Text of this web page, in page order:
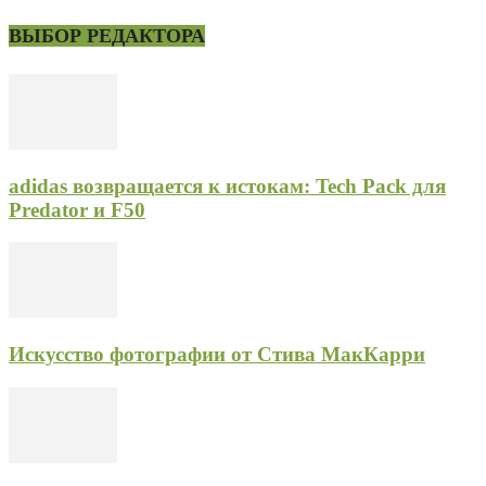
ВЫБОР РЕДАКТОРА
adidas возвращается к истокам: Tech Pack для
Predator и F50
Искусство фотографии от Стива МакКарри